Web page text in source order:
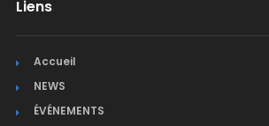
Liens
Accueil
NEWS
ÉVÉNEMENTS